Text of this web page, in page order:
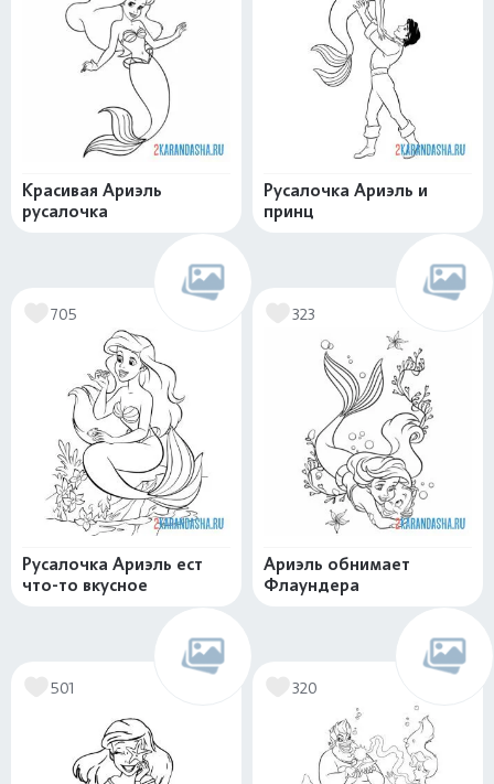
Красивая Ариэль
русалочка
Русалочка Ариэль и
принц
705
Русалочка Ариэль ест
что-то вкусное
323
Ариэль обнимает
Флаундера
501 320